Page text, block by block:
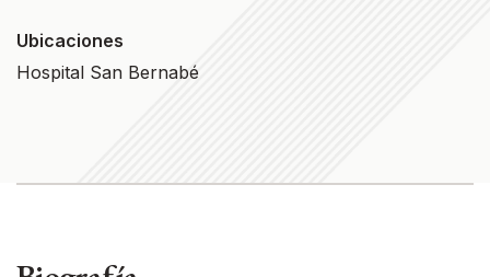
Ubicaciones
Hospital San Bernabé